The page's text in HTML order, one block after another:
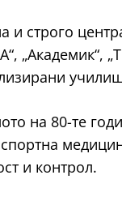
и строго
„Академик“,
на 80-те
и контрол.